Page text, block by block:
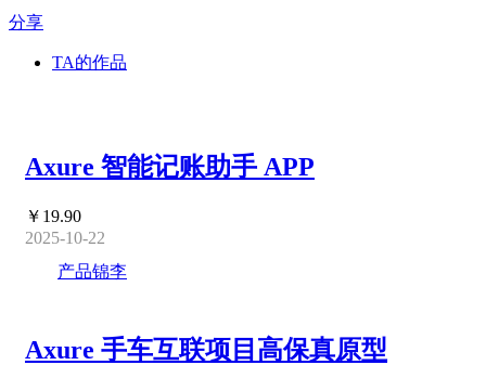
分享
TA的作品
Axure 智能记账助手 APP
￥19.90
2025-10-22
产品锦李
Axure 手车互联项目高保真原型